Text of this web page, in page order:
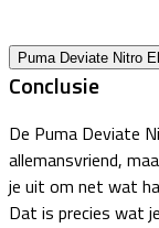
Puma Deviate Nitro
Conclusie
De Puma Deviate
allemansvriend,
je uit om net wat
Dat is precies wat